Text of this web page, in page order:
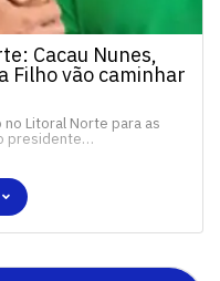
Cacau Nunes,
Filho vão caminhar
Litoral Norte para as
presidente…